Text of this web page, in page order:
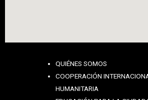
QUIÉNES SOMOS
COOPERACIÓN
HUMANITARIA